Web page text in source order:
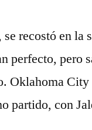
se recostó en
perfecto, pero
Oklahoma City
partido, con